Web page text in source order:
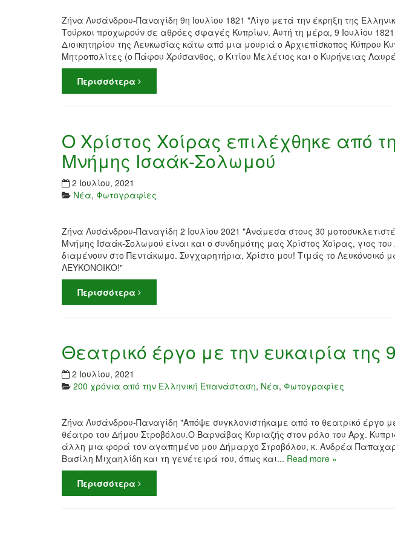
Ζήνα Λυσάνδρου-Παναγίδη 9η Ιουλίου 1821 "Λίγο μετά την έκρηξη της
Τούρκοι προχωρούν σε αθρόες σφαγές Κυπρίων. Αυτή τη μέρα, 9 Ιουλίου
Διοικητηρίου της Λευκωσίας κάτω από μια μουριά ο Αρχιεπίσκοπος Κύπρου
Μητροπολίτες (ο Πάφου Χρύσανθος, ο Κιτίου Μελέτιος και ο Κυρήνειας
Περισσότερα
Ο Χρίστος Χοίρας επιλέχθηκε από
Μνήμης Ισαάκ-Σολωμού
2 Ιουλίου, 2021
Νέα, Φωτογραφίες
Ζήνα Λυσάνδρου-Παναγίδη 2 Ιουλίου 2021 "Ανάμεσα στους 30
Μνήμης Ισαάκ-Σολωμού είναι και ο συνδημότης μας Χρίστος Χοίρας, γιος
διαμένουν στο Πεντάκωμο. Συγχαρητήρια, Χρίστο μου! Τιμάς το
ΛΕΥΚΟΝΟΙΚΟ!"
Περισσότερα
Θεατρικό έργο με την ευκαιρία της
2 Ιουλίου, 2021
200 χρόνια από την Ελληνική Επανάσταση, Νέα, Φωτογραφίες
Ζήνα Λυσάνδρου-Παναγίδη "Απόψε συγκλονιστήκαμε από το θεατρικό έργο με
θέατρο του Δήμου Στροβόλου.Ο Βαρνάβας Κυριαζής στον ρόλο του Αρχ.
άλλη μια φορά τον αγαπημένο μου Δήμαρχο Στροβόλου, κ. Ανδρέα
Βασίλη Μιχαηλίδη και τη γενέτειρά του, όπως και... Read more »
Περισσότερα